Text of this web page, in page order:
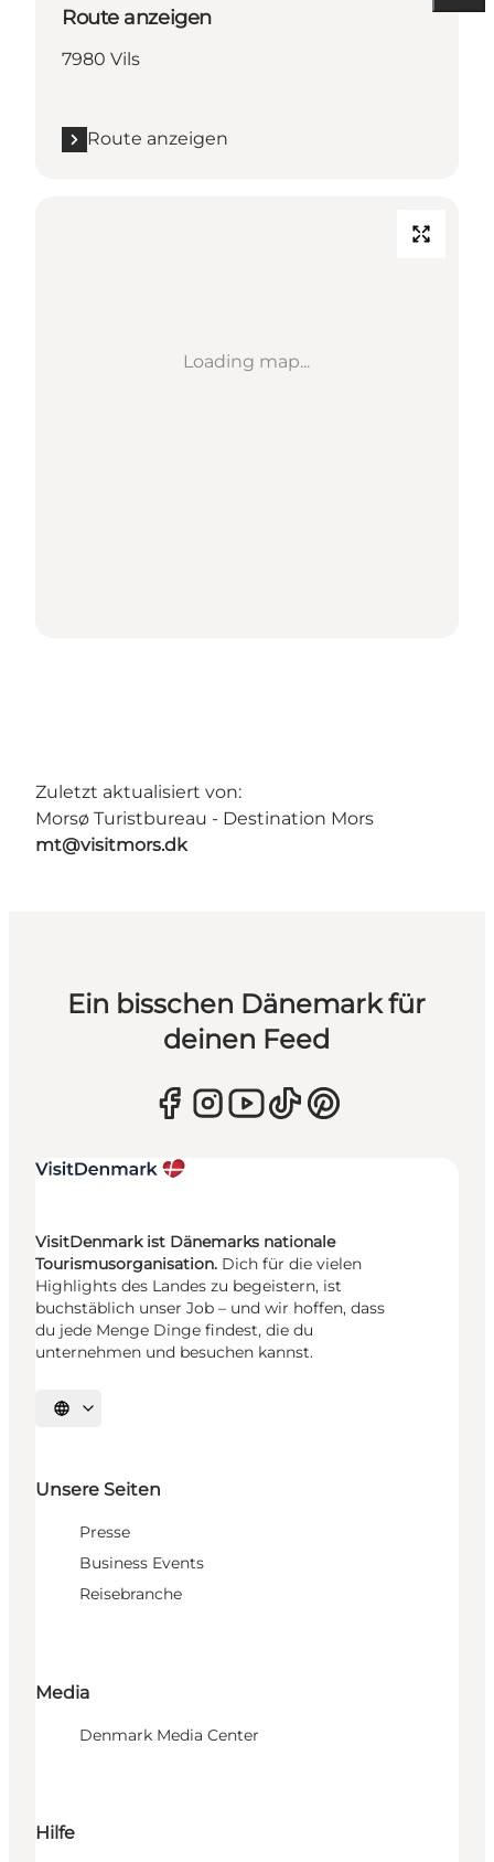
Route anzeigen
7980 Vils
Route anzeigen
Loading map...
Zuletzt aktualisiert von:
Morsø Turistbureau - Destination Mors
mt@visitmors.dk
Ein bisschen Dänemark für
deinen Feed
VisitDenmark ist Dänemarks nationale
Tourismusorganisation. Dich für die vielen
Highlights des Landes zu begeistern, ist
buchstäblich unser Job – und wir hoffen, dass
du jede Menge Dinge findest, die du
unternehmen und besuchen kannst.
Sprache auswählen
Unsere Seiten
Presse
Business Events
Reisebranche
Media
Denmark Media Center
Hilfe